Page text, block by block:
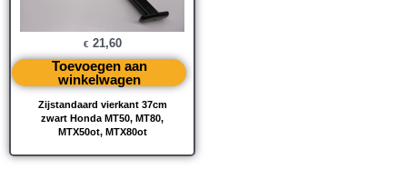
Zijstandaard vierkant 37cm
zwart Honda MT50, MT80,
MTX50ot, MTX80ot
€ 21,60
Toevoegen aan
winkelwagen